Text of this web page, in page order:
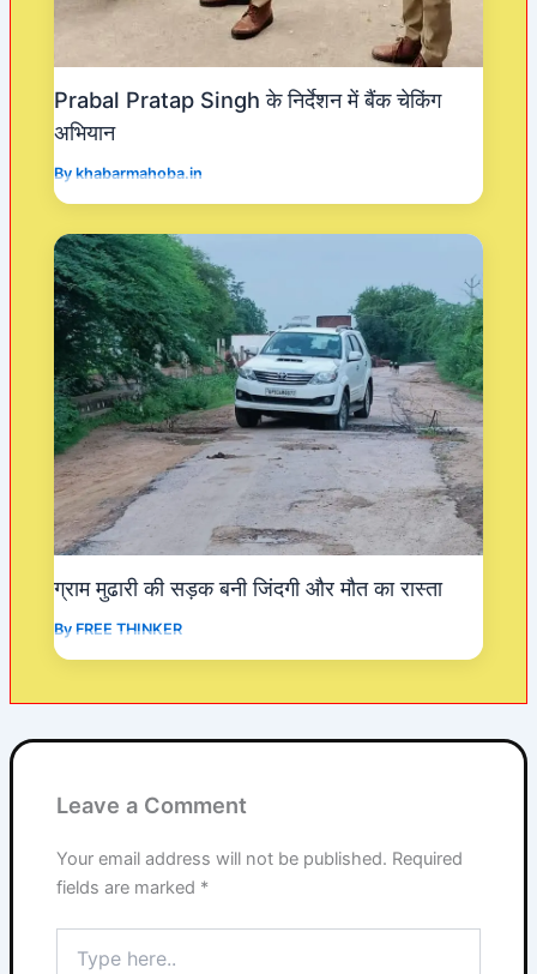
Prabal Pratap Singh के निर्देशन में बैंक चेकिंग
अभियान
Bykhabarmahoba.in
ग्राम मुढारी की सड़क बनी जिंदगी और मौत का रास्ता
By FREE THINKER
Leave a Comment
Your email address will not be published. Required
fields are marked *
here..